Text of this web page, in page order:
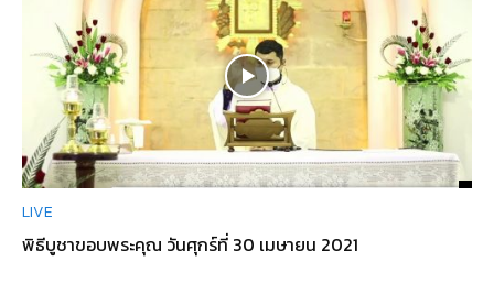
LIVE
พิธีบูชาขอบพระคุณ วันศุกร์ที่ 30 เมษายน 2021